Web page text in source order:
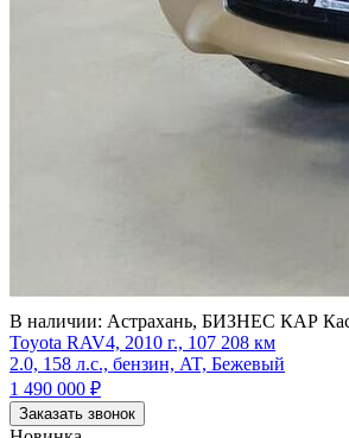
В наличии: Астрахань, БИЗНЕС КАР
Toyota RAV4, 2010 г., 107 208 км
2.0, 158 л.с., бензин, AT, Бежевый
1 490 000 ₽
Заказать звонок